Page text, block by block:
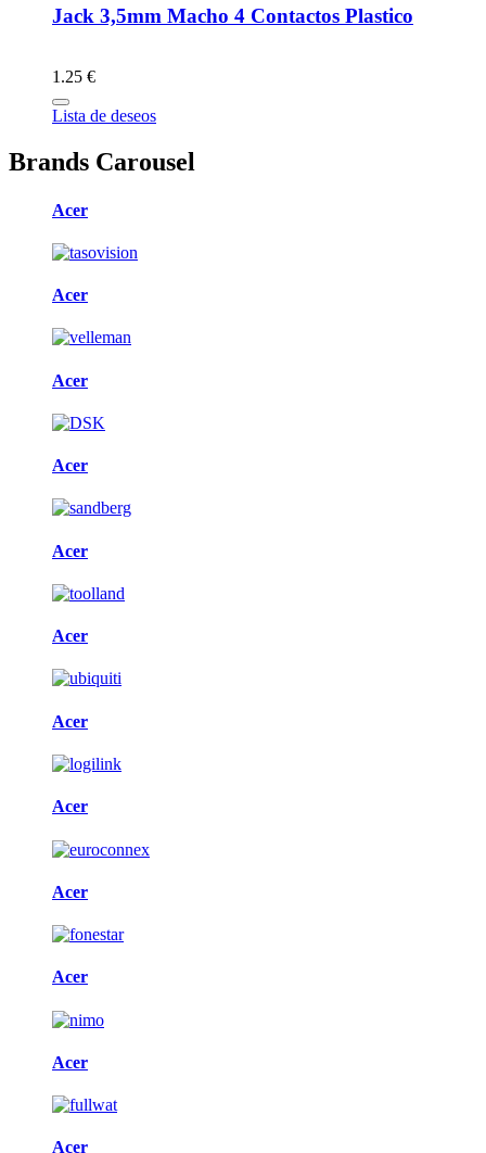
Jack 3,5mm Macho 4 Contactos Plastico
1.25 €
Lista de deseos
Brands Carousel
Acer
Acer
Acer
Acer
Acer
Acer
Acer
Acer
Acer
Acer
Acer
Acer